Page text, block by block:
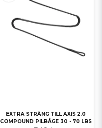
EXTRA STRÄNG TILL AXIS 2.0
COMPOUND PILBÅGE 30 - 70 LBS